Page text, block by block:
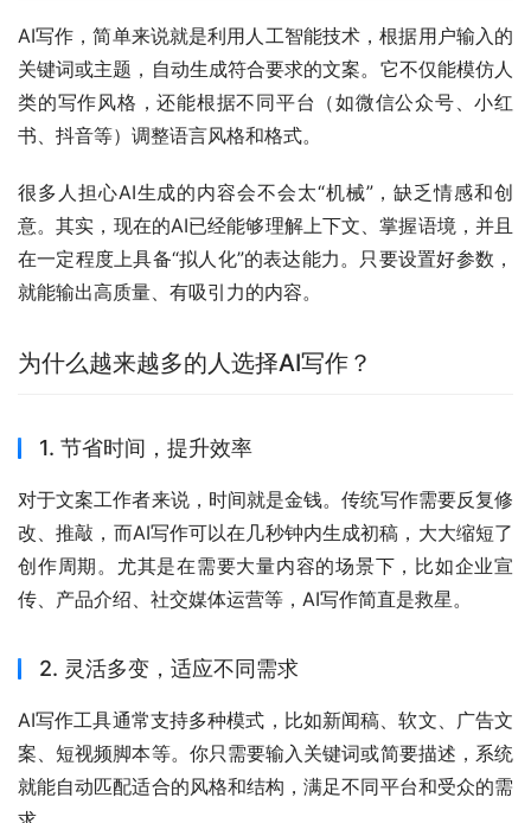
AI写作，简单来说就是利用人工智能技术，根据用户输入的
关键词或主题，自动生成符合要求的文案。它不仅能模仿人
类的写作风格，还能根据不同平台（如微信公众号、小红
书、抖音等）调整语言风格和格式。
很多人担心AI生成的内容会不会太“机械”，缺乏情感和创
意。其实，现在的AI已经能够理解上下文、掌握语境，并且
在一定程度上具备“拟人化”的表达能力。只要设置好参数，
就能输出高质量、有吸引力的内容。
为什么越来越多的人选择AI写作？
1. 节省时间，提升效率
对于文案工作者来说，时间就是金钱。传统写作需要反复修
改、推敲，而AI写作可以在几秒钟内生成初稿，大大缩短了
创作周期。尤其是在需要大量内容的场景下，比如企业宣
传、产品介绍、社交媒体运营等，AI写作简直是救星。
2. 灵活多变，适应不同需求
AI写作工具通常支持多种模式，比如新闻稿、软文、广告文
案、短视频脚本等。你只需要输入关键词或简要描述，系统
就能自动匹配适合的风格和结构，满足不同平台和受众的需